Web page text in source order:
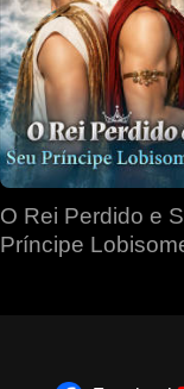
O Rei Perdido e
Príncipe